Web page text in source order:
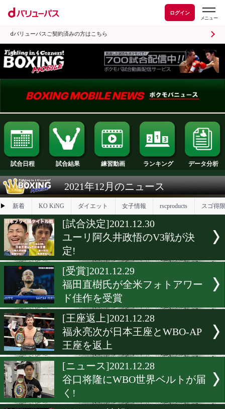
ログイン
dバリューパスご契約済みの方はこちら
試合日程 試合結果 練習動画 ランキング
2021年12月のニュース
▶ 新着 KO KiNG
[試合決定]2021.12.30
ユーリ阿久井政悟のV3戦
定!
[受賞]2021.12.29
福田直樹氏が全米フォトア
ド佳作を受賞
[王座返上]2021.12.28
福永亮次が日本王座と